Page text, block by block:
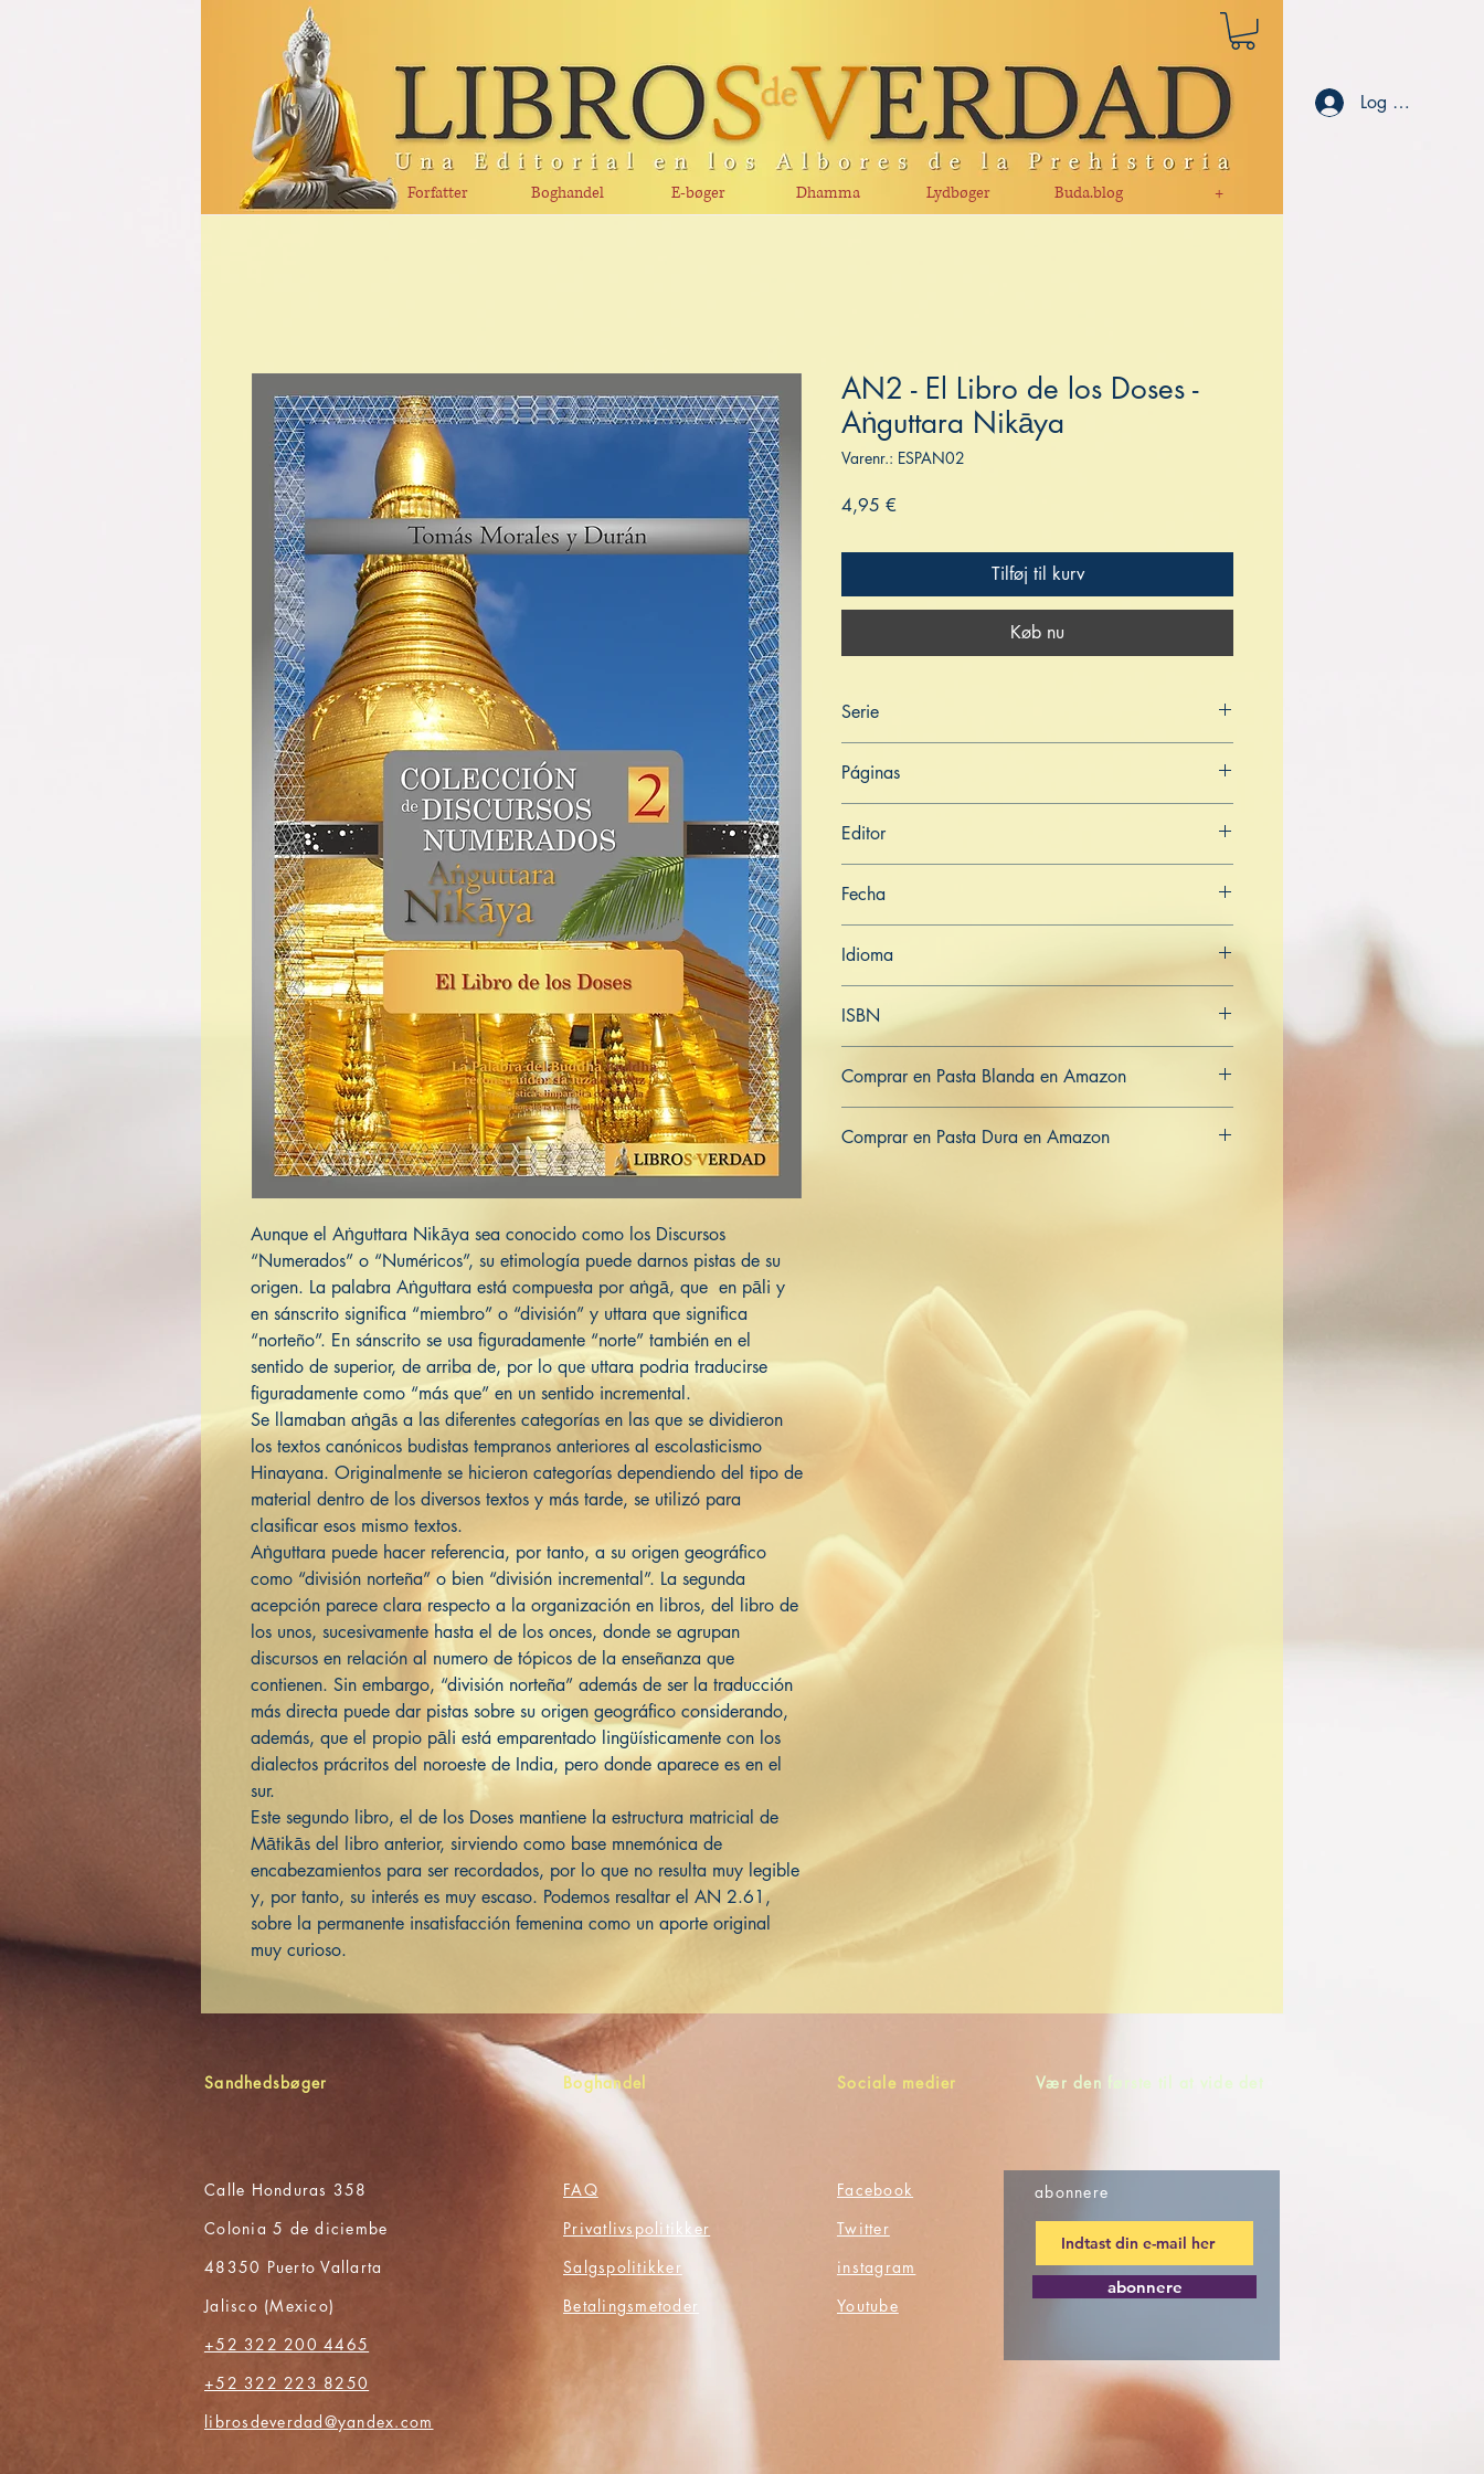
Forfatter Boghandel E-bøger Dhamma Lydbøger Buda.blog +
Log ind
Aunque el Aṅguttara Nikāya sea conocido como los Discursos
“Numerados” o “Numéricos”, su etimología puede darnos pistas de su
origen. La palabra Aṅguttara está compuesta por aṅgā, que en pāli y
en sánscrito significa “miembro” o “división” y uttara que significa
“norteño”. En sánscrito se usa figuradamente “norte” también en el
sentido de superior, de arriba de, por lo que uttara podria traducirse
figuradamente como “más que” en un sentido incremental.
Se llamaban aṅgās a las diferentes categorías en las que se dividieron
los textos canónicos budistas tempranos anteriores al escolasticismo
Hinayana. Originalmente se hicieron categorías dependiendo del tipo de
material dentro de los diversos textos y más tarde, se utilizó para
clasificar esos mismo textos.
Aṅguttara puede hacer referencia, por tanto, a su origen geográfico
como “división norteña” o bien “división incremental”. La segunda
acepción parece clara respecto a la organización en libros, del libro de
los unos, sucesivamente hasta el de los onces, donde se agrupan
discursos en relación al numero de tópicos de la enseñanza que
contienen. Sin embargo, “división norteña” además de ser la traducción
más directa puede dar pistas sobre su origen geográfico considerando,
además, que el propio pāli está emparentado lingüísticamente con los
dialectos prácritos del noroeste de India, pero donde aparece es en el
sur.
Este segundo libro, el de los Doses mantiene la estructura matricial de
Mātikās del libro anterior, sirviendo como base mnemónica de
encabezamientos para ser recordados, por lo que no resulta muy legible
y, por tanto, su interés es muy escaso. Podemos resaltar el AN 2.61,
sobre la permanente insatisfacción femenina como un aporte original
muy curioso.
AN2 - El Libro de los Doses -
Aṅguttara Nikāya
Varenr.: ESPAN02
4,95 €
Tilføj til kurv
Køb nu
Serie
Páginas
Editor
Fecha
Idioma
ISBN
Comprar en Pasta Blanda en Amazon
Comprar en Pasta Dura en Amazon
Sandhedsbøger Boghandel Sociale medier Vær den første til at vide det
Calle Honduras 358
Colonia 5 de diciembe
48350 Puerto Vallarta
Jalisco (Mexico)
+52 322 200 4465
+52 322 223 8250
librosdeverdad@yandex.com
FAQ
Privatlivspolitikker
Salgspolitikker
Betalingsmetoder
Facebook
Twitter
instagram
Youtube
abonnere
abonnere